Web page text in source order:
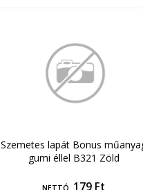
Szemetes lapát Bonus
gumi éllel B321 Zöld
NETTÓ 179 Ft